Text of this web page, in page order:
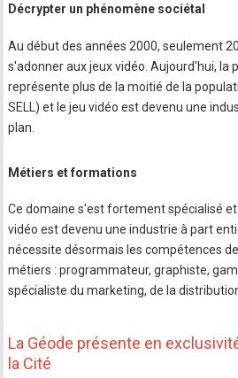
Décrypter un phénomène sociétal
Au début des années 2000, seulement
s'adonner aux jeux vidéo. Aujourd'hui, la
représente plus de la moitié de la
SELL) et le jeu vidéo est devenu une
plan.
Métiers et formations
Ce domaine s'est fortement spécialisé
vidéo est devenu une industrie à part
nécessite désormais les compétences
métiers : programmateur, graphiste,
spécialiste du marketing, de la
La Géode présente en
la Cité